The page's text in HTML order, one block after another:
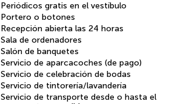
Periódicos gratis en el vestíbulo
Portero o botones
Recepción abierta las 24 horas
Sala de ordenadores
Salón de banquetes
Servicio de aparcacoches (de pago)
Servicio de celebración de bodas
Servicio de tintorería/lavandería
Servicio de transporte desde o hasta el